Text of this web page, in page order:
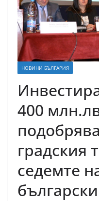
НОВИНИ БЪЛГАРИЯ
400
градския
седемте